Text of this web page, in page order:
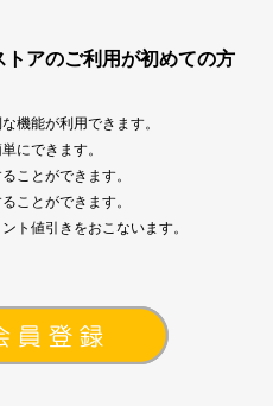
トアのご利用が初めての方
機能が利用できます。
にできます。
ことができます。
ことができます。
ト値引きをおこないます。